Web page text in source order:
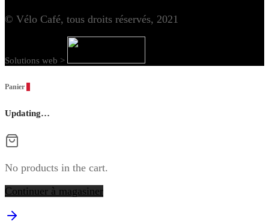
© Vélo Café, tous droits réservés, 2021
Solutions web >
Panier
Updating…
No products in the cart.
Continuer à magasiner